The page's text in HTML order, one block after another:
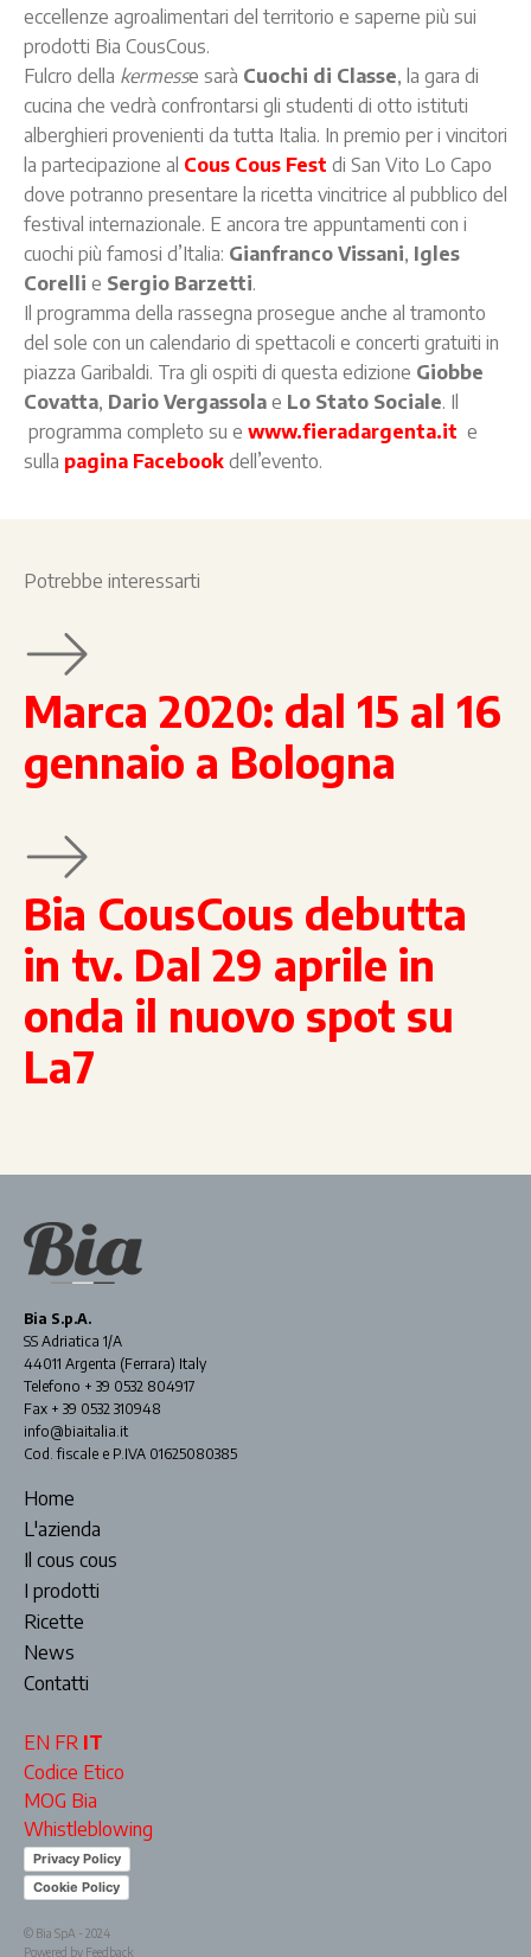
eccellenze agroalimentari del territorio e saperne più sui
prodotti Bia CousCous.
Fulcro della kermesse sarà Cuochi di Classe, la gara di
cucina che vedrà confrontarsi gli studenti di otto istituti
alberghieri provenienti da tutta Italia. In premio per i vincitori
la partecipazione al Cous Cous Fest di San Vito Lo Capo
dove potranno presentare la ricetta vincitrice al pubblico del
festival internazionale. E ancora tre appuntamenti con i
cuochi più famosi d’Italia: Gianfranco Vissani, Igles
Corelli e Sergio Barzetti.
Il programma della rassegna prosegue anche al tramonto
del sole con un calendario di spettacoli e concerti gratuiti in
piazza Garibaldi. Tra gli ospiti di questa edizione Giobbe
Covatta, Dario Vergassola e Lo Stato Sociale. Il
programma completo su e www.fieradargenta.it e
sulla pagina Facebook dell’evento.
Potrebbe interessarti
Marca 2020: dal 15 al 16
gennaio a Bologna
Bia CousCous debutta
in tv. Dal 29 aprile in
onda il nuovo spot su
La7
Bia S.p.A.
SS Adriatica 1/A
44011 Argenta (Ferrara) Italy
Telefono + 39 0532 804917
Fax + 39 0532 310948
info@biaitalia.it
Cod. fiscale e P.IVA 01625080385
Home
L'azienda
Il cous cous
I prodotti
Ricette
News
Contatti
EN FR IT
Codice Etico
MOG Bia
Whistleblowing
Privacy Policy
Cookie Policy
© Bia SpA - 2024
Powered by Feedback